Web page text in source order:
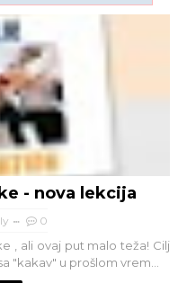
- nova lekcija
0
, ali ovaj put malo teža! Cilj
"kakav" u prošlom vrem...